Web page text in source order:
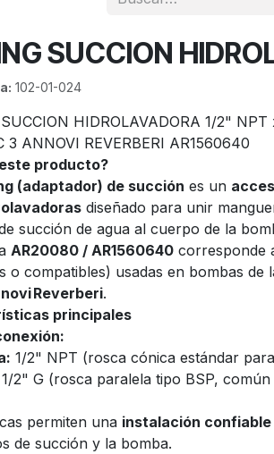
SUCCION
102-01-024
HIDROLAVADORA 1/2"
3 ANNOVI REVERBERI AR1560640
producto?
(adaptador) de succión es un
diseñado para unir
succión de agua al cuerpo de la
AR20080 / AR1560640 corresponde
o compatibles) usadas en bombas de
Reverberi.
principales
1/2" NPT (rosca cónica estándar
1/2" G (rosca paralela tipo BSP,
permiten una instalación
de succión y la bomba.